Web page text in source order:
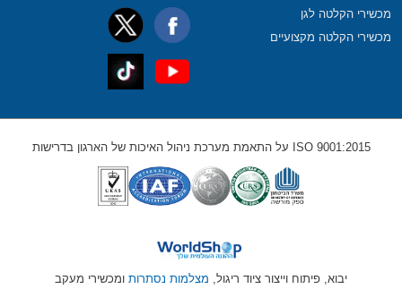
מכשירי הקלטה לגן
מכשירי הקלטה מקצועיים
ISO 9001:2015 על התאמת מערכת ניהול האיכות של הארגון בדרישות
יבוא, פיתוח וייצור ציוד ריגול, מצלמות נסתרות ומכשירי מעקב